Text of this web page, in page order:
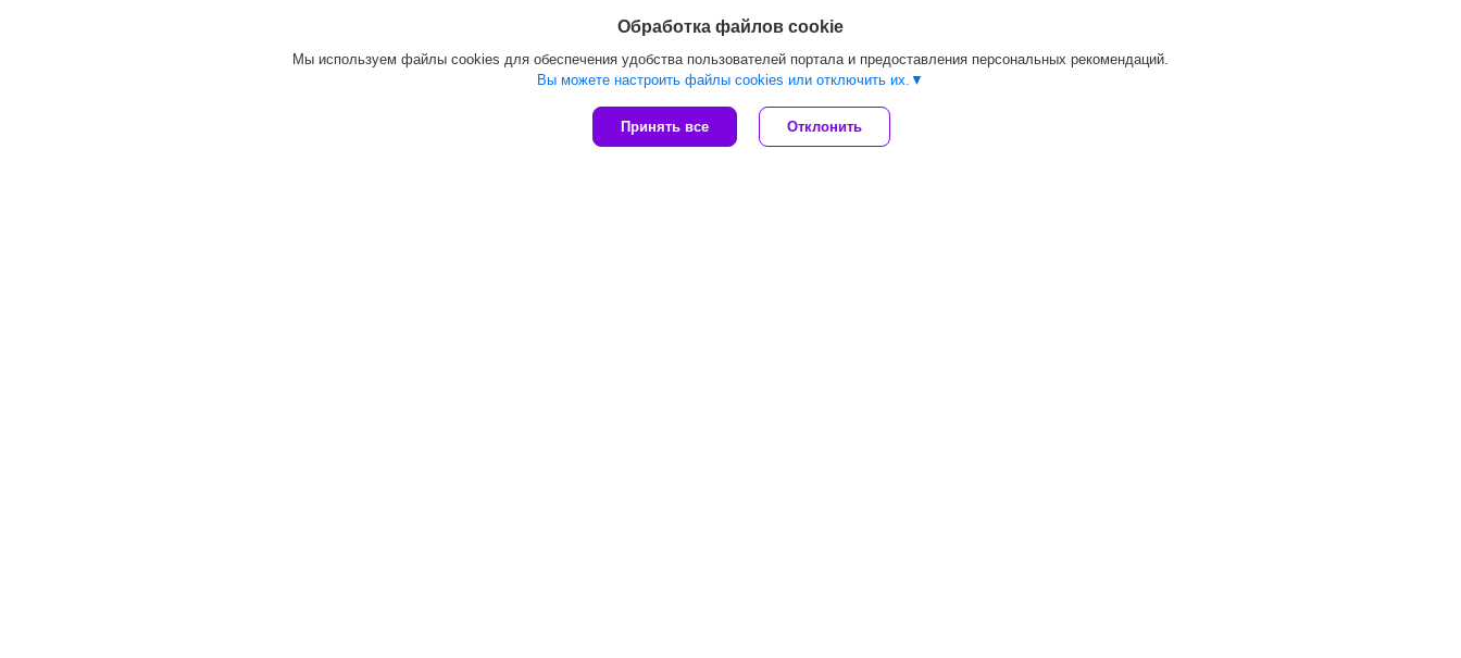
Обработка файлов cookie
Мы используем файлы cookies для обеспечения удобства пользователей портала и предоставления персональных рекомендаций.
Вы можете настроить файлы cookies или отключить их.
Принять все Отклонить